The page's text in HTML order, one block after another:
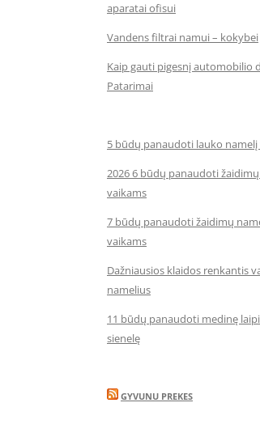
aparatai ofisui
Vandens filtrai namui – kokybei
Kaip gauti pigesnį automobilio
Patarimai
5 būdų panaudoti lauko namelį
2026 6 būdų panaudoti
vaikams
7 būdų panaudoti žaidimų
vaikams
Dažniausios klaidos renkantis
namelius
11 būdų panaudoti medinę
sienelę
GYVUNU PREKES